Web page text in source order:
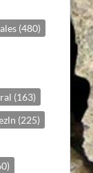
(480)
(163)
(225)